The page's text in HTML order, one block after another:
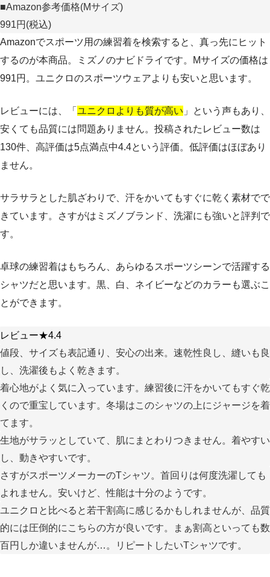
■Amazon参考価格(Mサイズ)
991円(税込)
Amazonでスポーツ用の練習着を検索すると、真っ先にヒット
するのが本商品。ミズノのナビドライです。Mサイズの価格は
991円。ユニクロのスポーツウェアよりも安いと思います。
レビューには、「 ユニクロよりも質が高い 」という声もあり、
安くても品質には問題ありません。投稿されたレビュー数は
130件、高評価は5点満点中4.4という評価。低評価はほぼあり
ません。
サラサラとした肌ざわりで、汗をかいてもすぐに乾く素材でで
きています。さすがはミズノブランド、洗濯にも強いと評判で
す。
卓球の練習着はもちろん、あらゆるスポーツシーンで活躍する
シャツだと思います。黒、白、ネイビーなどのカラーも選ぶこ
とができます。
レビュー★4.4
値段、サイズも表記通り、安心の出来。速乾性良し、縫いも良
し、洗濯後もよく乾きます。
着心地がよく気に入っています。練習後に汗をかいてもすぐ乾
くので重宝しています。冬場はこのシャツの上にジャージを着
てます。
生地がサラッとしていて、肌にまとわりつきません。着やすい
し、動きやすいです。
さすがスポーツメーカーのTシャツ。首回りは何度洗濯しても
よれません。安いけど、性能は十分のようです。
ユニクロと比べると若干割高に感じるかもしれませんが、品質
的には圧倒的にこちらの方が良いです。まぁ割高といっても数
百円しか違いませんが…。リピートしたいTシャツです。